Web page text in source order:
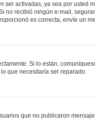
activadas, ya sea por usted
no recibió ningún e-mail,
es correcta, envíe un
Si lo están,
que necesitaría ser reparado.
que no publicaron